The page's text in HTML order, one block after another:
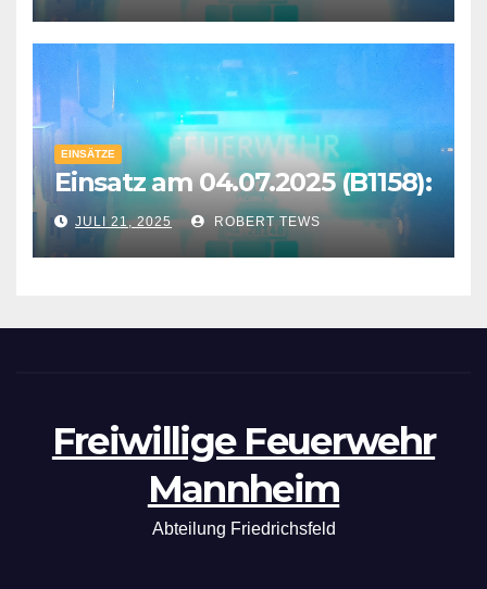
EINSÄTZE
Einsatz am 04.07.2025 (B1158):
JULI 21, 2025 ROBERT TEWS
Freiwillige Feuerwehr
Mannheim
Abteilung Friedrichsfeld